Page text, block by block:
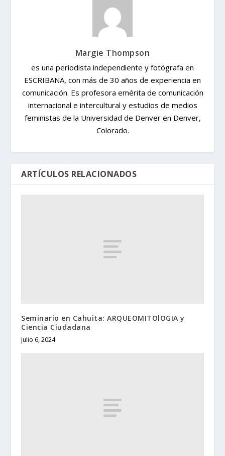
Margie Thompson
es una periodista independiente y fotógrafa en
ESCRIBANA, con más de 30 años de experiencia en
comunicación. Es profesora emérita de comunicación
internacional e intercultural y estudios de medios
feministas de la Universidad de Denver en Denver,
Colorado.
ARTÍCULOS RELACIONADOS
Seminario en Cahuita: ARQUEOMITOlOGIA y
Ciencia Ciudadana
julio 6, 2024